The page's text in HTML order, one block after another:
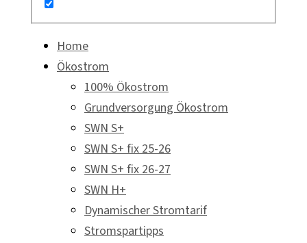
Home
Ökostrom
100% Ökostrom
Grundversorgung Ökostrom
SWN S+
SWN S+ fix 25-26
SWN S+ fix 26-27
SWN H+
Dynamischer Stromtarif
Stromspartipps